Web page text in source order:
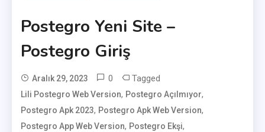
Postegro Yeni Site –
Postegro Giriş
Aralık 29, 2023
User
0 Tagged
Lili Postegro Web Version, Postegro Açılmıyor,
Postegro Apk 2023, Postegro Apk Web Version,
Postegro App Web Version, Postegro Ekşi,